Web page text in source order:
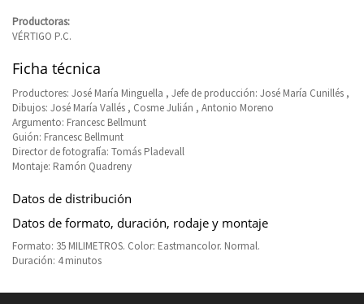
Productoras:
VÉRTIGO P.C.
Ficha técnica
Productores: José María Minguella , Jefe de producción: José María Cunillés ,
Dibujos: José María Vallés , Cosme Julián , Antonio Moreno
Argumento: Francesc Bellmunt
Guión: Francesc Bellmunt
Director de fotografía: Tomás Pladevall
Montaje: Ramón Quadreny
Datos de distribución
Datos de formato, duración, rodaje y montaje
Formato: 35 MILIMETROS. Color: Eastmancolor. Normal.
Duración: 4 minutos